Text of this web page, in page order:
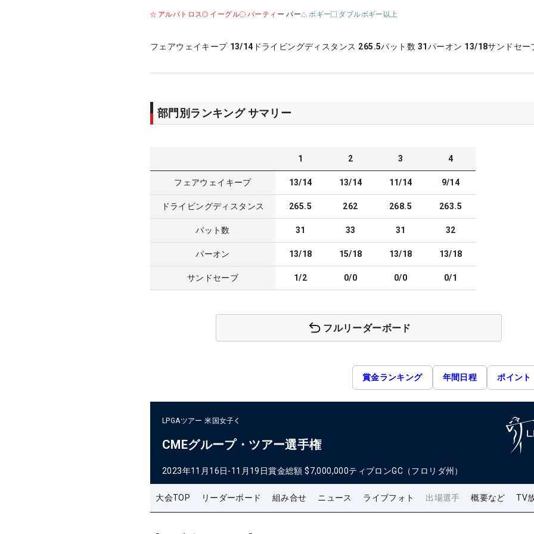
アルバトロス イーグル バーティ ー パー ボギー ダブルボギー以上
フェアウェイキープ 13/14 ドライビングディスタンス 265.5パット数 31パーオン 13/18サンドセー
部門別ランキング サマリー
1 2 3 4
フェアウェイキープ 13/14 13/14 11/14 9/14
ドライビングディスタンス 265.5 262 268.5 263.5
パット数 31 33 31 32
パーオン 13/18 15/18 13/18 13/18
サンドセーブ 1/2 0/0 0/0 0/1
フルリーダーボード
賞金ランキング 年間日程 ポイント
LPGAツアー 米国女子
CMEグループ・ツアー選手権
2023年11月16日-11月19日賞金総額 $7,000,000ティブロンGC（フロリダ州）
大会TOP リーダーボード 組み合せ ニュース ライブフォト 出場選手 概要など TV